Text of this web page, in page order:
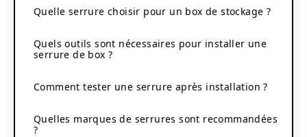
Quelle serrure choisir pour un box de stockage ?
Quels outils sont nécessaires pour installer une
serrure de box ?
Comment tester une serrure après installation ?
Quelles marques de serrures sont recommandées
?